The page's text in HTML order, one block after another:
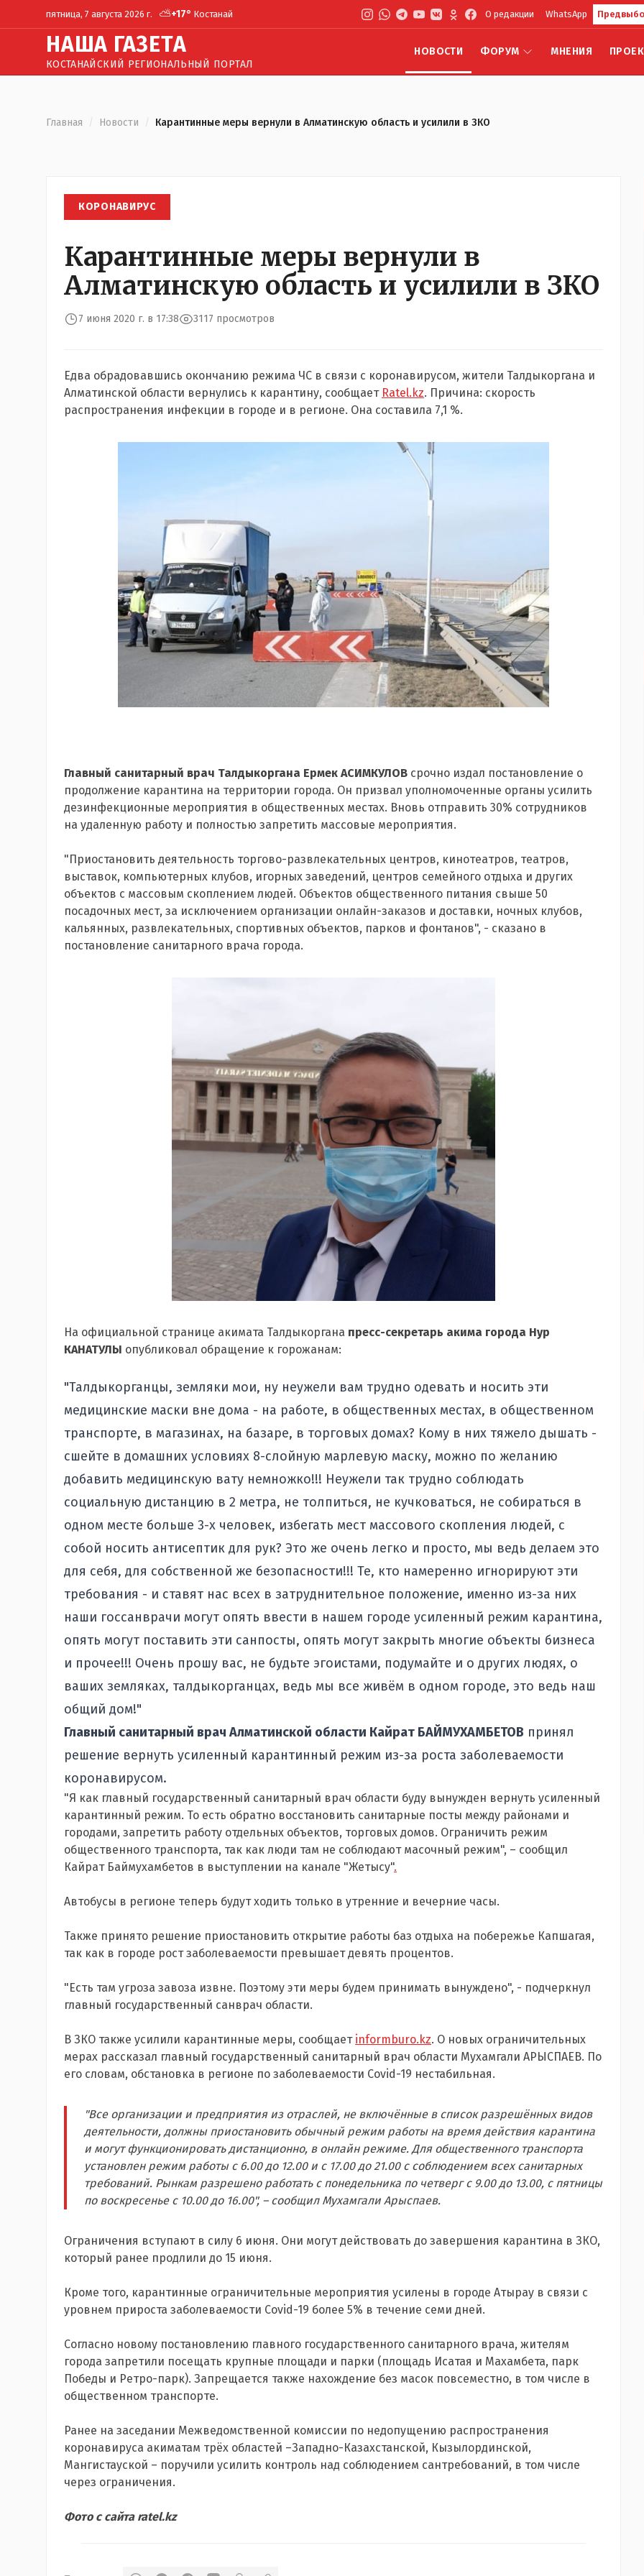
пятница, 7 августа 2026 г. ⛅+17° Костанай О редакции WhatsApp
НАША ГАЗЕТА
КОСТАНАЙСКИЙ РЕГИОНАЛЬНЫЙ ПОРТАЛ
НОВОСТИ ФОРУМ МНЕНИЯ
Главная / Новости / Карантинные меры вернули в Алматинскую область и усилили в ЗКО
КОРОНАВИРУС
Карантинные меры вернули в
Алматинскую область и усилили в ЗКО
7 июня 2020 г. в 17:38 3117 просмотров
Едва обрадовавшись окончанию режима ЧС в связи с коронавирусом, жители Талдыкоргана и
Алматинской области вернулись к карантину, сообщает Ratel.kz. Причина: скорость
распространения инфекции в городе и в регионе. Она составила 7,1 %.
Главный санитарный врач Талдыкоргана Ермек АСИМКУЛОВ срочно издал постановление о
продолжение карантина на территории города. Он призвал уполномоченные органы усилить
дезинфекционные мероприятия в общественных местах. Вновь отправить 30% сотрудников
на удаленную работу и полностью запретить массовые мероприятия.
"Приостановить деятельность торгово-развлекательных центров, кинотеатров, театров,
выставок, компьютерных клубов, игорных заведений, центров семейного отдыха и других
объектов с массовым скоплением людей. Объектов общественного питания свыше 50
посадочных мест, за исключением организации онлайн-заказов и доставки, ночных клубов,
кальянных, развлекательных, спортивных объектов, парков и фонтанов", - сказано в
постановление санитарного врача города.
На официальной странице акимата Талдыкоргана пресс-секретарь акима города Нур
КАНАТУЛЫ опубликовал обращение к горожанам:
"Талдыкорганцы, земляки мои, ну неужели вам трудно одевать и носить эти
медицинские маски вне дома - на работе, в общественных местах, в общественном
транспорте, в магазинах, на базаре, в торговых домах? Кому в них тяжело дышать -
сшейте в домашних условиях 8-слойную марлевую маску, можно по желанию
добавить медицинскую вату немножко!!! Неужели так трудно соблюдать
социальную дистанцию в 2 метра, не толпиться, не кучковаться, не собираться в
одном месте больше 3-х человек, избегать мест массового скопления людей, с
собой носить антисептик для рук? Это же очень легко и просто, мы ведь делаем это
для себя, для собственной же безопасности!!! Те, кто намеренно игнорируют эти
требования - и ставят нас всех в затруднительное положение, именно из-за них
наши госсанврачи могут опять ввести в нашем городе усиленный режим карантина,
опять могут поставить эти санпосты, опять могут закрыть многие объекты бизнеса
и прочее!!! Очень прошу вас, не будьте эгоистами, подумайте и о других людях, о
ваших земляках, талдыкорганцах, ведь мы все живём в одном городе, это ведь наш
общий дом!"
Главный санитарный врач Алматинской области Кайрат БАЙМУХАМБЕТОВ принял
решение вернуть усиленный карантинный режим из-за роста заболеваемости
коронавирусом.
"Я как главный государственный санитарный врач области буду вынужден вернуть усиленный
карантинный режим. То есть обратно восстановить санитарные посты между районами и
городами, запретить работу отдельных объектов, торговых домов. Ограничить режим
общественного транспорта, так как люди там не соблюдают масочный режим", – сообщил
Кайрат Баймухамбетов в выступлении на канале "Жетысу".
Автобусы в регионе теперь будут ходить только в утренние и вечерние часы.
Также принято решение приостановить открытие работы баз отдыха на побережье Капшагая,
так как в городе рост заболеваемости превышает девять процентов.
"Есть там угроза завоза извне. Поэтому эти меры будем принимать вынуждено", - подчеркнул
главный государственный санврач области.
В ЗКО также усилили карантинные меры, сообщает informburo.kz. О новых ограничительных
мерах рассказал главный государственный санитарный врач области Мухамгали АРЫСПАЕВ. По
его словам, обстановка в регионе по заболеваемости Covid-19 нестабильная.
"Все организации и предприятия из отраслей, не включённые в список разрешённых видов
деятельности, должны приостановить обычный режим работы на время действия карантина
и могут функционировать дистанционно, в онлайн режиме. Для общественного транспорта
установлен режим работы с 6.00 до 12.00 и с 17.00 до 21.00 с соблюдением всех санитарных
требований. Рынкам разрешено работать с понедельника по четверг с 9.00 до 13.00, с пятницы
по воскресенье с 10.00 до 16.00", – сообщил Мухамгали Арыспаев.
Ограничения вступают в силу 6 июня. Они могут действовать до завершения карантина в ЗКО,
который ранее продлили до 15 июня.
Кроме того, карантинные ограничительные мероприятия усилены в городе Атырау в связи с
уровнем прироста заболеваемости Covid-19 более 5% в течение семи дней.
Согласно новому постановлению главного государственного санитарного врача, жителям
города запретили посещать крупные площади и парки (площадь Исатая и Махамбета, парк
Победы и Ретро-парк). Запрещается также нахождение без масок повсеместно, в том числе в
общественном транспорте.
Ранее на заседании Межведомственной комиссии по недопущению распространения
коронавируса акиматам трёх областей –Западно-Казахстанской, Кызылординской,
Мангистауской – поручили усилить контроль над соблюдением сантребований, в том числе
через ограничения.
Фото с сайта ratel.kz